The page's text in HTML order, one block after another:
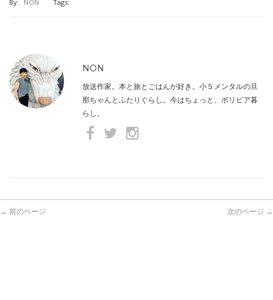
By: NON Tags:
NON
放送作家。本と旅とごはんが好き。小５メンタルの旦
那ちゃんとふたりぐらし。今はちょっと、ボリビア暮
らし。
← 前のページ 次のページ →